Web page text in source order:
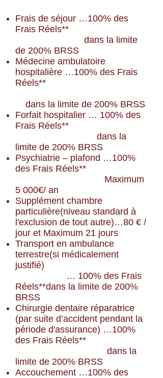
Frais de séjour …100% des
Frais Réels**
dans la limite
de 200% BRSS
Médecine ambulatoire
hospitalière …100% des Frais
Réels**
dans la limite de 200% BRSS
Forfait hospitalier … 100% des
Frais Réels**
dans la
limite de 200% BRSS
Psychiatrie – plafond …100%
des Frais Réels**
Maximum
5 000€/ an
Supplément chambre
particulière(niveau standard à
l'exclusion de tout autre)…80 € /
jour et Maximum 21 jours
Transport en ambulance
terrestre(si médicalement
justifié)
… 100% des Frais
Réels**dans la limite de 200%
BRSS
Chirurgie dentaire réparatrice
(par suite d’accident pendant la
période d'assurance) …100%
des Frais Réels**
dans la
limite de 200% BRSS
Accouchement …100% des